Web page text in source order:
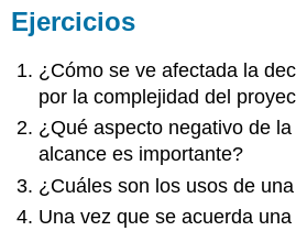
Ejercicios
¿Cómo se ve afectada la
por la complejidad del
¿Qué aspecto negativo de
alcance es importante?
¿Cuáles son los usos de
Una vez que se acuerda